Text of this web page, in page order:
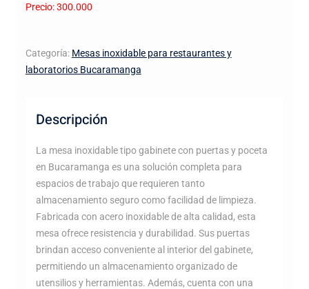
Precio: 300.000
Categoría: Mesas inoxidable para restaurantes y
laboratorios Bucaramanga
Descripción
La mesa inoxidable tipo gabinete con puertas y poceta
en Bucaramanga es una solución completa para
espacios de trabajo que requieren tanto
almacenamiento seguro como facilidad de limpieza.
Fabricada con acero inoxidable de alta calidad, esta
mesa ofrece resistencia y durabilidad. Sus puertas
brindan acceso conveniente al interior del gabinete,
permitiendo un almacenamiento organizado de
utensilios y herramientas. Además, cuenta con una